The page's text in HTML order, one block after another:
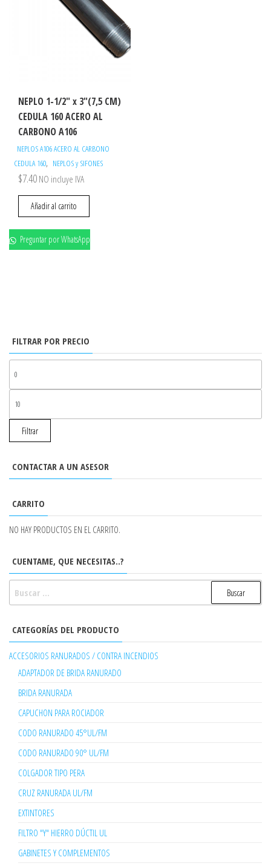
NEPLO 1-1/2″ x 3″(7,5 CM)
CEDULA 160 ACERO AL
CARBONO A106
NEPLOS A106 ACERO AL CARBONO
CEDULA 160, NEPLOS y SIFONES
$7.40 NO incluye IVA
Añadir al carrito
Preguntar por WhatsApp
FILTRAR POR PRECIO
Filtrar
CONTACTAR A UN ASESOR
CARRITO
NO HAY PRODUCTOS EN EL CARRITO.
CUENTAME, QUE NECESITAS..?
CATEGORÍAS DEL PRODUCTO
ACCESORIOS RANURADOS / CONTRA INCENDIOS
ADAPTADOR DE BRIDA RANURADO
BRIDA RANURADA
CAPUCHON PARA ROCIADOR
CODO RANURADO 45°UL/FM
CODO RANURADO 90° UL/FM
COLGADOR TIPO PERA
CRUZ RANURADA UL/FM
EXTINTORES
FILTRO "Y" HIERRO DÚCTIL UL
GABINETES Y COMPLEMENTOS